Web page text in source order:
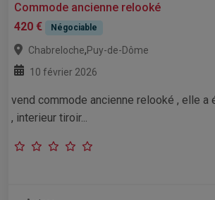
Commode ancienne relooké
420 €
Négociable
Chabreloche,Puy-de-Dôme
10 février 2026
vend commode ancienne relooké , elle a
, interieur tiroir...